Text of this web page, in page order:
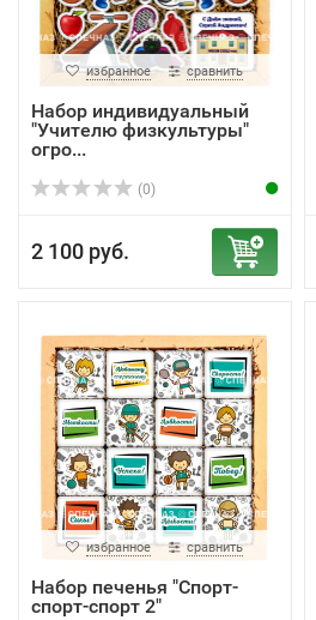
избранное сравнить
Набор индивидуальный
"Учителю физкультуры"
огро...
(0)
2 100 руб.
избранное сравнить
Набор печенья "Спорт-
спорт-спорт 2"